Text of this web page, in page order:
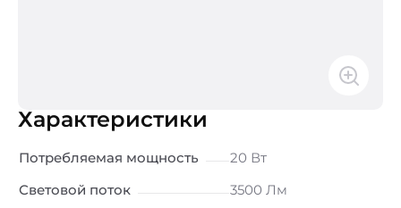
Характеристики
Потребляемая мощность
20 Вт
Световой поток
3500 Лм